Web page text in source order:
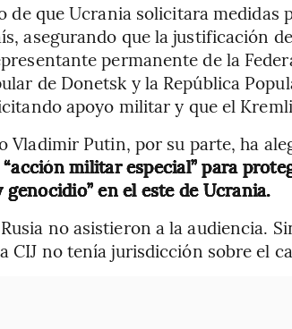
de que Ucrania solicitara medidas
asegurando que la justificación
permanente de la
de Donetsk y la República
apoyo militar y que el
Vladimir Putin, por su parte, ha
militar especial” para
en el este de Ucrania.
no asistieron a la audiencia.
CIJ no tenía jurisdicción sobre el